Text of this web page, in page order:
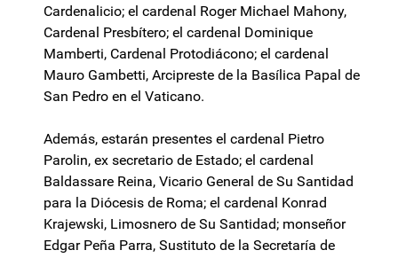
Cardenalicio; el cardenal Roger Michael Mahony,
Cardenal Presbítero; el cardenal Dominique
Mamberti, Cardenal Protodiácono; el cardenal
Mauro Gambetti, Arcipreste de la Basílica Papal de
San Pedro en el Vaticano.
Además, estarán presentes el cardenal Pietro
Parolin, ex secretario de Estado; el cardenal
Baldassare Reina, Vicario General de Su Santidad
para la Diócesis de Roma; el cardenal Konrad
Krajewski, Limosnero de Su Santidad; monseñor
Edgar Peña Parra, Sustituto de la Secretaría de